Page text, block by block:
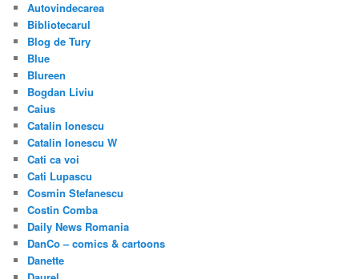
Autovindecarea
Bibliotecarul
Blog de Tury
Blue
Blureen
Bogdan Liviu
Caius
Catalin Ionescu
Catalin Ionescu W
Cati ca voi
Cati Lupascu
Cosmin Stefanescu
Costin Comba
Daily News Romania
DanCo – comics & cartoons
Danette